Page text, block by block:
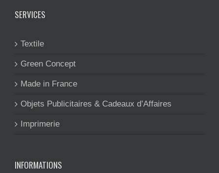
SERVICES
Textile
Green Concept
Made in France
Objets Publicitaires & Cadeaux d’Affaires
Imprimerie
INFORMATIONS